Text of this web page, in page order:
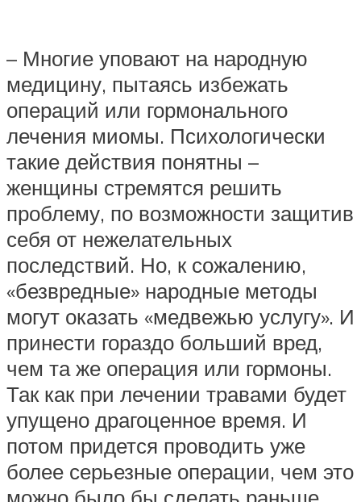
– Многие уповают на народную
медицину, пытаясь избежать
операций или гормонального
лечения миомы. Психологически
такие действия понятны –
женщины стремятся решить
проблему, по возможности защитив
себя от нежелательных
последствий. Но, к сожалению,
«безвредные» народные методы
могут оказать «медвежью услугу». И
принести гораздо больший вред,
чем та же операция или гормоны.
Так как при лечении травами будет
упущено драгоценное время. И
потом придется проводить уже
более серьезные операции, чем это
можно было бы сделать раньше.